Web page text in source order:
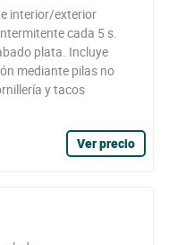
interior/exterior
cada 5 s.
plata. Incluye
mediante pilas no
y tacos
Ver precio